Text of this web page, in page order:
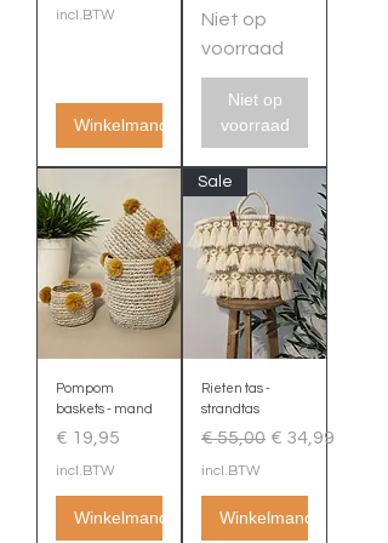
incl.BTW
Winkelmand
Niet op
voorraad
Niet op
voorraad
Pompom
baskets - mand
Prijs
€ 19,95
incl.BTW
Winkelmand
Sale
Rieten tas -
strandtas
Normale prijs
€ 55,00 Verkoopprijs
€ 34,99
incl.BTW
Winkelmand